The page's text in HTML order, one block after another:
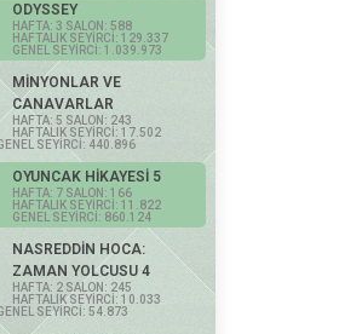
ODYSSEY
HAFTA: 3 SALON: 588
HAFTALIK SEYİRCİ: 129.337
GENEL SEYİRCİ: 1.039.973
MİNYONLAR VE
CANAVARLAR
HAFTA: 5 SALON: 243
HAFTALIK SEYİRCİ: 17.502
SEYİRCİ: 440.896
OYUNCAK HİKAYESİ 5
HAFTA: 7 SALON: 166
HAFTALIK SEYİRCİ: 11.822
GENEL SEYİRCİ: 860.124
NASREDDİN HOCA:
ZAMAN YOLCUSU 4
HAFTA: 2 SALON: 245
HAFTALIK SEYİRCİ: 10.033
SEYİRCİ: 54.873